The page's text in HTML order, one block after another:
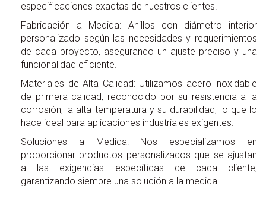
especificaciones exactas de nuestros clientes.
Fabricación a Medida: Anillos con diámetro interior
personalizado según las necesidades y requerimientos
de cada proyecto, asegurando un ajuste preciso y una
funcionalidad eficiente.
Materiales de Alta Calidad: Utilizamos acero inoxidable
de primera calidad, reconocido por su resistencia a la
corrosión, la alta temperatura y su durabilidad, lo que lo
hace ideal para aplicaciones industriales exigentes.
Soluciones a Medida: Nos especializamos en
proporcionar productos personalizados que se ajustan
a las exigencias específicas de cada cliente,
garantizando siempre una solución a la medida.